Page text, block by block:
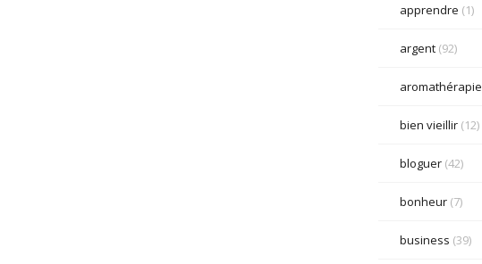
apprendre (1)
argent(92)
aromathérapie
bien vieillir(12)
bloguer(42)
bonheur(7)
business (39)